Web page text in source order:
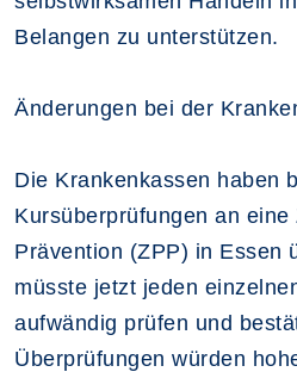
Belangen zu unterstützen.
Änderungen bei der
Die Krankenkassen haben
Kursüberprüfungen an
Prävention (ZPP) in Essen
müsste jetzt jeden
aufwändig prüfen und
Überprüfungen würden